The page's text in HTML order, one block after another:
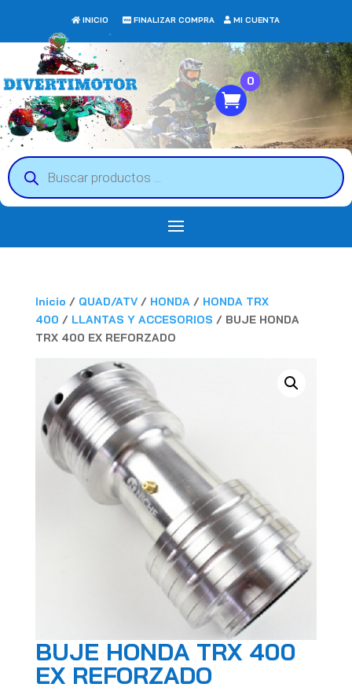
INICIO FINALIZAR COMPRA MI CUENTA
Búsqueda
de
productos
0
Inicio / QUAD/ATV/ HONDA/ HONDA TRX
400 / LLANTAS Y ACCESORIOS / BUJE HONDA
TRX 400 EX REFORZADO
BUJE HONDA TRX 400
EX REFORZADO